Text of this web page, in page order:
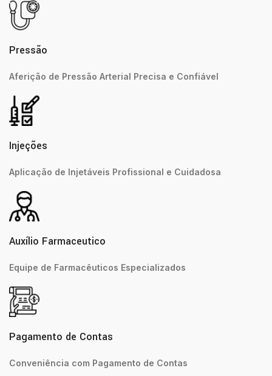
Pressão
Aferição de Pressão Arterial Precisa e Confiável
Injeções
Aplicação de Injetáveis Profissional e Cuidadosa
Auxílio Farmaceutico
Equipe de Farmacêuticos Especializados
Pagamento de Contas
Conveniência com Pagamento de Contas